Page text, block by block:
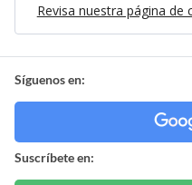
Revisa nuestra página de
Síguenos en:
Suscríbete en: